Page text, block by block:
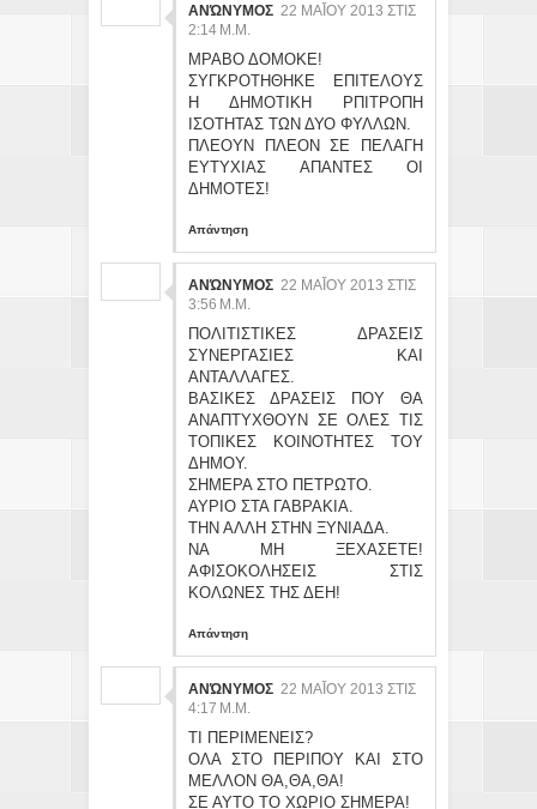
ΑΝΏΝΥΜΟΣ 22 ΜΑΪ́ΟΥ 2013 ΣΤΙΣ 2:
14 Μ.Μ.
ΜΡΑΒΟ ΔΟΜΟΚΕ!
ΣΥΓΚΡΟΤΗΘΗΚΕ ΕΠΙΤΕΛΟΥΣ
Η ΔΗΜΟΤΙΚΗ ΡΠΙΤΡΟΠΗ
ΙΣΟΤΗΤΑΣ ΤΩΝ ΔΥΟ ΦΥΛΛΩΝ.
ΠΛΕΟΥΝ ΠΛΕΟΝ ΣΕ ΠΕΛΑΓΗ
ΕΥΤΥΧΙΑΣ ΑΠΑΝΤΕΣ ΟΙ
ΔΗΜΟΤΕΣ!
Απάντηση
ΑΝΏΝΥΜΟΣ 22 ΜΑΪ́ΟΥ 2013 ΣΤΙΣ 3:
56 Μ.Μ.
ΠΟΛΙΤΙΣΤΙΚΕΣ ΔΡΑΣΕΙΣ
ΣΥΝΕΡΓΑΣΙΕΣ ΚΑΙ
ΑΝΤΑΛΛΑΓΕΣ.
ΒΑΣΙΚΕΣ ΔΡΑΣΕΙΣ ΠΟΥ ΘΑ
ΑΝΑΠΤΥΧΘΟΥΝ ΣΕ ΟΛΕΣ ΤΙΣ
ΤΟΠΙΚΕΣ ΚΟΙΝΟΤΗΤΕΣ ΤΟΥ
ΔΗΜΟΥ.
ΣΗΜΕΡΑ ΣΤΟ ΠΕΤΡΩΤΟ.
ΑΥΡΙΟ ΣΤΑ ΓΑΒΡΑΚΙΑ.
ΤΗΝ ΑΛΛΗ ΣΤΗΝ ΞΥΝΙΑΔΑ.
ΝΑ ΜΗ ΞΕΧΑΣΕΤΕ!
ΑΦΙΣΟΚΟΛΗΣΕΙΣ ΣΤΙΣ
ΚΟΛΩΝΕΣ ΤΗΣ ΔΕΗ!
Απάντηση
ΑΝΏΝΥΜΟΣ 22 ΜΑΪ́ΟΥ 2013 ΣΤΙΣ 4:
17 Μ.Μ.
ΤΙ ΠΕΡΙΜΕΝΕΙΣ?
ΟΛΑ ΣΤΟ ΠΕΡΙΠΟΥ ΚΑΙ ΣΤΟ
ΜΕΛΛΟΝ ΘΑ,ΘΑ,ΘΑ!
ΣΕ ΑΥΤΟ ΤΟ ΧΩΡΙΟ ΣΗΜΕΡΑ!